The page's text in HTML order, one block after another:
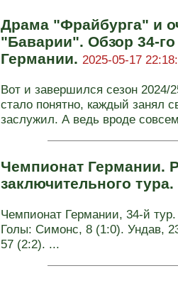
Драма "Фрайбурга" и
"Баварии". Обзор 34-
Германии. 2025-05-17
Вот и завершился сезон 2024/
стало понятно, каждый занял
заслужил. А ведь вроде
Чемпионат Германии.
заключительного тура.
Чемпионат Германии, 34-й
Голы: Симонс, 8 (1:0). Ундав,
57 (2:2). ...